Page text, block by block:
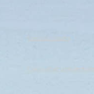
Mentions légales
Politique de confidentialité